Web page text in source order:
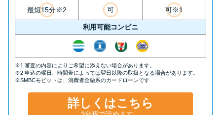
最短15分※2 可 可※1
利用可能コンビニ
※1 審査の内容によりご希望に添えない場合があります。
※2 申込の曜日、時間帯によっては翌日以降の取扱となる場合があります。
※SMBCモビットは、消費者金融系のカードローンです
詳しくはこちら